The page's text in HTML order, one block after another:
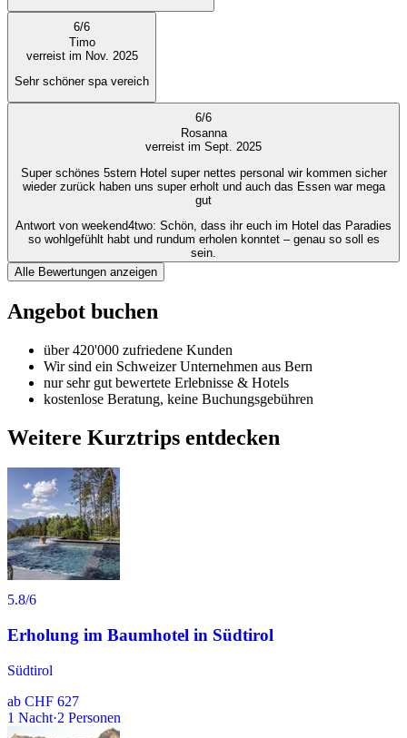
6/6
Timo
verreist im Nov. 2025
Sehr schöner spa vereich
6/6
Rosanna
verreist im Sept. 2025
Super schönes 5stern Hotel super nettes personal wir kommen sicher
wieder zurück haben uns super erholt und auch das Essen war mega
gut
Antwort von weekend4two: Schön, dass ihr euch im Hotel das Paradies
so wohlgefühlt habt und rundum erholen konntet – genau so soll es
sein.
Alle Bewertungen anzeigen
Angebot buchen
über 420'000 zufriedene Kunden
Wir sind ein Schweizer Unternehmen aus Bern
nur sehr gut bewertete Erlebnisse & Hotels
kostenlose Beratung, keine Buchungsgebühren
Weitere Kurztrips entdecken
5.8/6
Erholung im Baumhotel in Südtirol
Südtirol
ab CHF 627
1 Nacht·2 Personen